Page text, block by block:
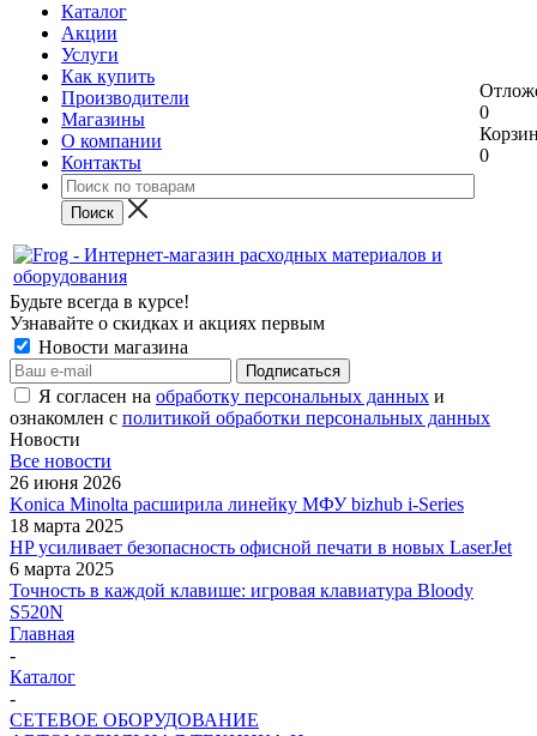
Каталог
Акции
Услуги
Как купить
Производители
Магазины
О компании
Контакты
0
0
Будьте всегда в курсе!
Узнавайте о скидках и акциях первым
Новости магазина
Я согласен на обработку персональных данных и
ознакомлен с политикой обработки персональных данных
Новости
Все новости
26 июня 2026
Konica Minolta расширила линейку МФУ bizhub i-Series
18 марта 2025
HP усиливает безопасность офисной печати в новых LaserJet
6 марта 2025
Точность в каждой клавише: игровая клавиатура Bloody
S520N
Главная
-
Каталог
-
СЕТЕВОЕ ОБОРУДОВАНИЕ